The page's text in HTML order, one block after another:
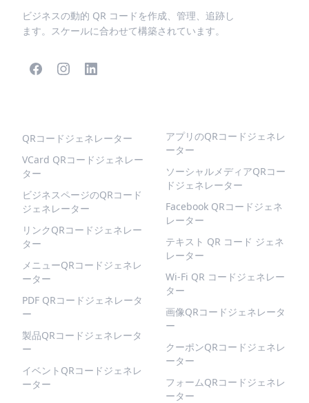
ビジネスの動的 QR コードを作成、管理、追跡し
ます。スケールに合わせて構築されています。
QRコードジェネレーター
VCard QRコードジェネレー
ター
ビジネスページのQRコード
ジェネレーター
リンクQRコードジェネレー
ター
メニューQRコードジェネレ
ーター
PDF QRコードジェネレータ
ー
製品QRコードジェネレータ
ー
イベントQRコードジェネレ
ーター
アプリのQRコードジェネレ
ーター
ソーシャルメディアQRコー
ドジェネレーター
Facebook QRコードジェネ
レーター
テキスト QR コード ジェネ
レーター
Wi-Fi QR コードジェネレー
ター
画像QRコードジェネレータ
ー
クーポンQRコードジェネレ
ーター
フォームQRコードジェネレ
ーター